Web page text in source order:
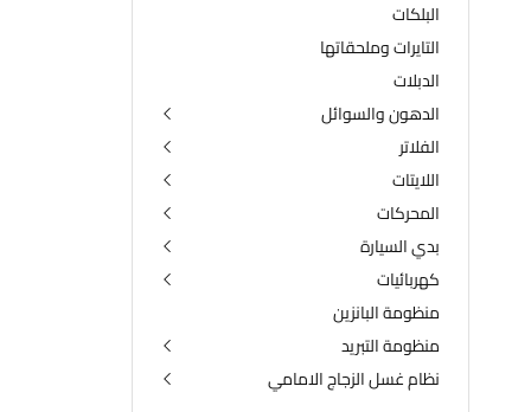
الدسكات الامامية والخلفية
الفلنجات
البلكات
التايرات وملحقاتها
الدبلات
الدهون والسوائل
دهن الكير
دهن المحرك
مضافات البانزين
مضافات لدهن المحرك
الفلاتر
فلتر التبريد
فلتر الدهن
فلتر الكير
فلتر شوته
فلتر فيت بم
اللايتات
اللايتات الامامية
اللايتات الخلفية
لايتات الضباب الامامية
المحركات
الداينمو
الراديتر
المجاول
النوزلات
كهربائيات المحرك
بدي السيارة
الدعاميات
كهربائيات
البطارية
منظومة البانزين
منظومة التبريد
كومبريسر التبريد
نظام غسل الزجاج الامامي